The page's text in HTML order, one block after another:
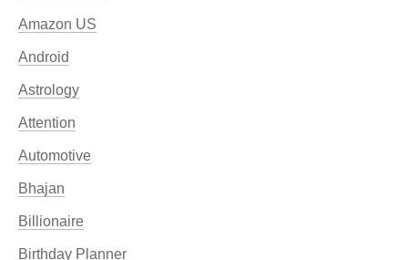
Amazon US
Android
Astrology
Attention
Automotive
Bhajan
Billionaire
Birthday Planner